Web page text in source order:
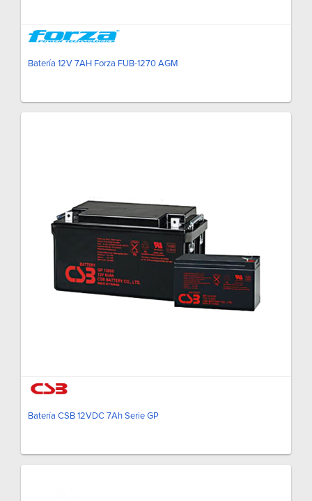
Batería 12V 7AH Forza FUB-1270 AGM
Batería CSB 12VDC 7Ah Serie GP